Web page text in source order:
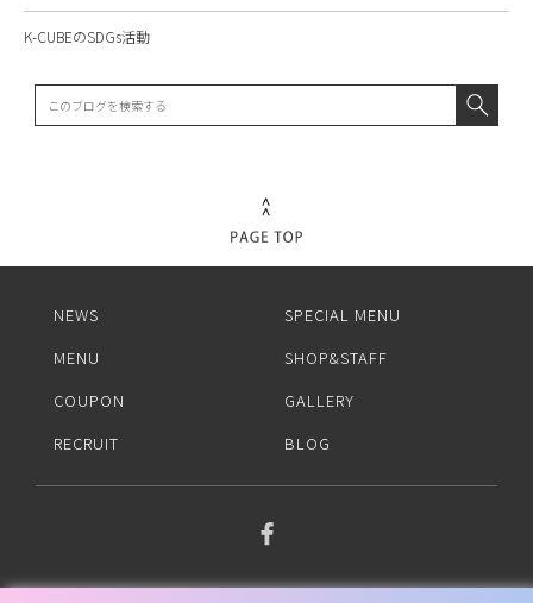
K-CUBEのSDGs活動
NEWS
SPECIAL MENU
MENU
SHOP&STAFF
COUPON
GALLERY
RECRUIT
BLOG